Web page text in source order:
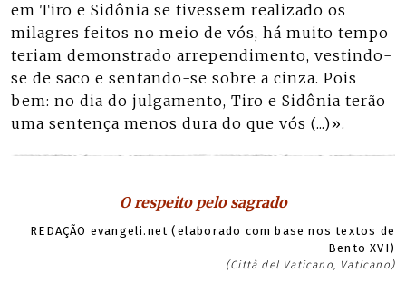
em Tiro e Sidônia se tivessem realizado os
milagres feitos no meio de vós, há muito tempo
teriam demonstrado arrependimento, vestindo-
se de saco e sentando-se sobre a cinza. Pois
bem: no dia do julgamento, Tiro e Sidônia terão
uma sentença menos dura do que vós (...)».
O respeito pelo sagrado
REDAÇÃO evangeli.net (elaborado com base nos textos de
Bento XVI)
(Città del Vaticano, Vaticano)